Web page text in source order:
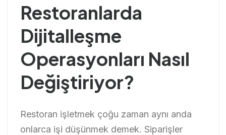
Restoranlarda
Dijitalleşme
Operasyonları Nasıl
Değiştiriyor?
Restoran işletmek çoğu zaman aynı anda
onlarca işi düşünmek demek. Siparişler